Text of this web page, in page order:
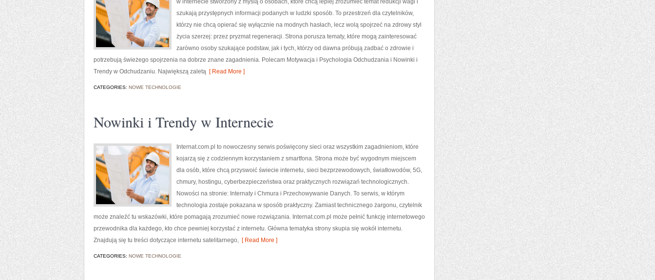
w internecie stworzony z myślą o osobach, które chcą lepiej zrozumieć temat redukcji wagi i
szukają przystępnych informacji podanych w ludzki sposób. To przestrzeń dla czytelników,
którzy nie chcą opierać się wyłącznie na modnych hasłach, lecz wolą spojrzeć na zdrowy styl
życia szerzej: przez pryzmat regeneracji. Strona porusza tematy, które mogą zainteresować
zarówno osoby szukające podstaw, jak i tych, którzy od dawna próbują zadbać o zdrowie i
potrzebują świeżego spojrzenia na dobrze znane zagadnienia. Polecam Motywacja i Psychologia Odchudzania i Nowinki i
Trendy w Odchudzaniu. Największą zaletą [ Read More ]
CATEGORIES: NOWE TECHNOLOGIE
Nowinki i Trendy w Internecie
Internat.com.pl to nowoczesny serwis poświęcony sieci oraz wszystkim zagadnieniom, które
kojarzą się z codziennym korzystaniem z smartfona. Strona może być wygodnym miejscem
dla osób, które chcą przyswoić świecie internetu, sieci bezprzewodowych, światłowodów, 5G,
chmury, hostingu, cyberbezpieczeństwa oraz praktycznych rozwiązań technologicznych.
Nowości na stronie: Internaty i Chmura i Przechowywanie Danych. To serwis, w którym
technologia zostaje pokazana w sposób praktyczny. Zamiast technicznego żargonu, czytelnik
może znaleźć tu wskazówki, które pomagają zrozumieć nowe rozwiązania. Internat.com.pl może pełnić funkcję internetowego
przewodnika dla każdego, kto chce pewniej korzystać z internetu. Główna tematyka strony skupia się wokół internetu.
Znajdują się tu treści dotyczące internetu satelitarnego, [ Read More ]
CATEGORIES: NOWE TECHNOLOGIE